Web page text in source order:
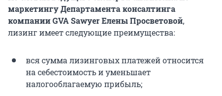
маркетингу Департамента консалтинга
компании GVA Sawyer Елены Просветовой,
лизинг имеет следующие преимущества:
вся сумма лизинговых платежей относится
на себестоимость и уменьшает
налогооблагаемую прибыль;